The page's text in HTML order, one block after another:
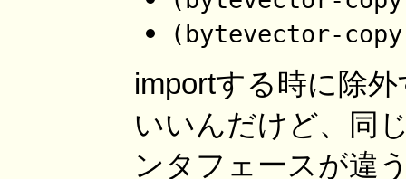
(bytevector-
importする時に除
いいんだけど、同
ンタフェースが違